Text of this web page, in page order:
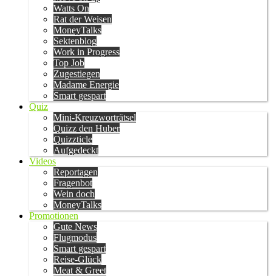
Watts On
Rat der Weisen
MoneyTalks
Sektenblog
Work in Progress
Top Job
Zugestiegen
Madame Energie
Smart gespart
Quiz
Mini-Kreuzworträtsel
Quizz den Huber
Quizzticle
Aufgedeckt
Videos
Reportagen
Fragenbot
Wein doch
MoneyTalks
Promotionen
Gute News
Flugmodus
Smart gespart
Reise-Glück
Meat & Greet